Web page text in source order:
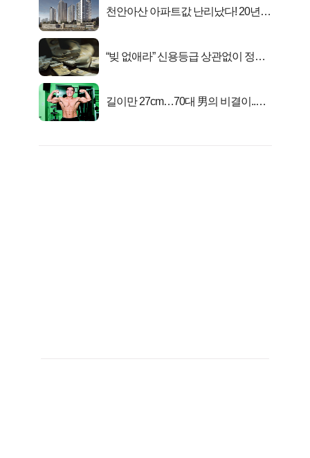
천안아산 아파트값 난리났다! 20년
“빚 없애라” 신용등급 상관없이 정부
길이만 27cm…70대 男의 비결이..충